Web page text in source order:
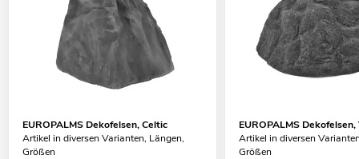
EUROPALMS Dekofelsen, Celtic
Artikel in diversen Varianten, Längen,
Größen
EUROPALMS Dekofelsen,
Artikel in diversen
Größen